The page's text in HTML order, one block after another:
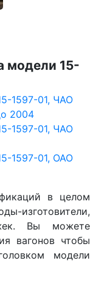
модели 15-
1597-01, ЧАО
2004
1597-01, ЧАО
1597-01, ОАО
в целом
изготовители,
Вы можете
вагонов чтобы
модели